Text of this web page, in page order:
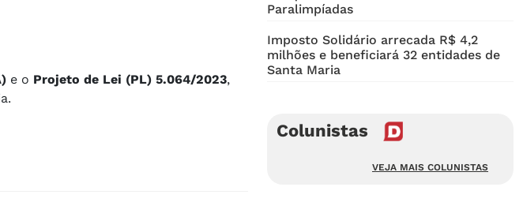
e o Projeto de Lei (PL) 5.064/2023,
Paralimpíadas
Imposto Solidário arrecada R$ 4,2
milhões e beneficiará 32 entidades de
Santa Maria
Colunistas
VEJA MAIS COLUNISTAS